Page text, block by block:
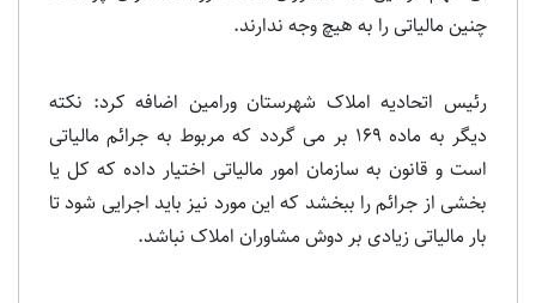
چنین مالیاتی را به هیچ وجه ندارند.
رئیس اتحادیه املاک شهرستان ورامین اضافه کرد: نکته
دیگر به ماده ۱۶۹ بر می گردد که مربوط به جرائم مالیاتی
است و قانون به سازمان امور مالیاتی اختیار داده که کل یا
بخشی از جرائم را ببخشد که این مورد نیز باید اجرایی شود تا
بار مالیاتی زیادی بر دوش مشاوران املاک نباشد.